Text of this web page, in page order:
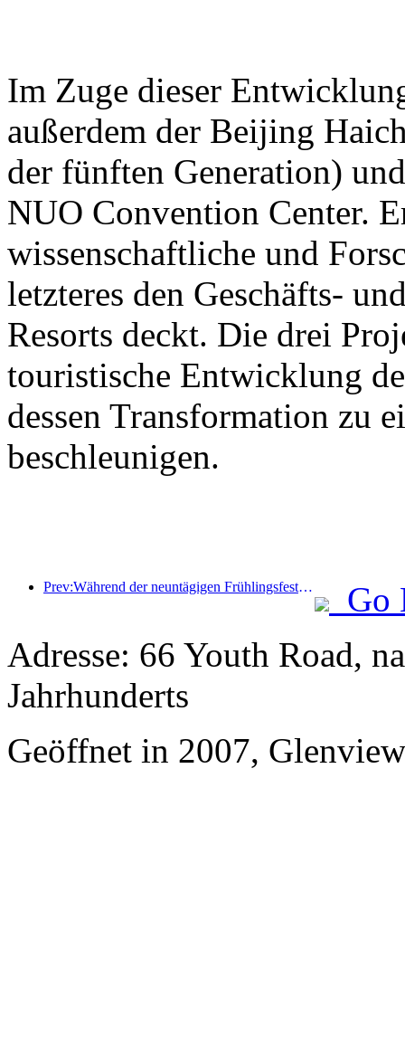
Im Zuge dieser
außerdem der Beijing
der fünften Generation)
NUO Convention Center.
wissenschaftliche und
letzteres den Geschäfts-
Resorts deckt. Die drei
touristische Entwicklung
dessen Transformation zu
beschleunigen.
Prev:Während der neuntägigen Frühlingsfesttage werden voraussichtlich mehr als 18 Millionen Menschen ins Land ein- und ausreisen.
Go
Adresse: 66 Youth Road,
Jahrhunderts
Geöffnet in 2007,